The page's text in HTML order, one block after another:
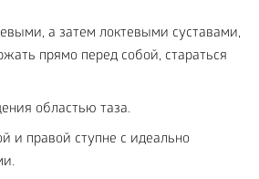
а затем локтевыми суставами,
прямо перед собой, стараться
областью таза.
и правой ступне с идеально